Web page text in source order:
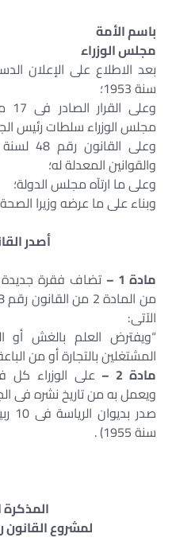
باسم الأمة
مجلس الوزراء
سنة 1953؛
مجلس الوزراء سلطات رئيس
والقوانين المعدلة له؛
وعلى ما ارتآه مجلس الدولة؛
وبناء على ما عرضه وزيرا
أصدر
مادة 1 –
الآتى:
“ويفترض العلم بالغش أو
المشتغلين بالتجارة أو من
مادة 2 –
على الوزراء كل
ويعمل به من تاريخ نشره فى
سنة 1955) .
المذكرة
لمشروع القانون رقم 80